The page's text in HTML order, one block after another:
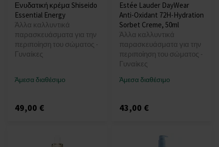
Ενυδατική κρέμα Shiseido
Essential Energy
Άλλα καλλυντικά
παρασκευάσματα για την
περιποίηση του σώματος -
Γυναίκες
Άμεσα διαθέσιμο
49,00 €
Estée Lauder DayWear
Anti-Oxidant 72H-Hydration
Sorbet Creme, 50ml
Άλλα καλλυντικά
παρασκευάσματα για την
περιποίηση του σώματος -
Γυναίκες
Άμεσα διαθέσιμο
43,00 €